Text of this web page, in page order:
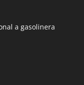
a gasolinera